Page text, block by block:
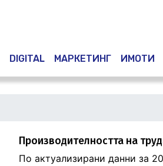
DIGITAL МАРКЕТИНГ ИМОТИ
Производителността на
По актуализирани данни за